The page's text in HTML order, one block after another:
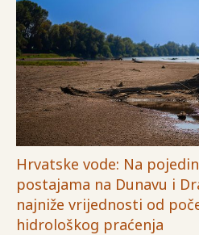
Hrvatske vode: Na
postajama na Dunavu i
najniže vrijednosti od
hidrološkog praćenja